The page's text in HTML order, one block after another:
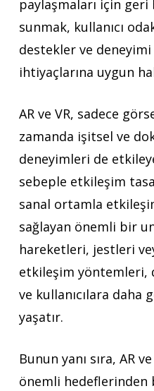
paylaşmaları için
sunmak, kullanıcı
destekler ve deneyimi
ihtiyaçlarına uygun
AR ve VR, sadece
zamanda işitsel ve
deneyimleri de
sebeple etkileşim
sanal ortamla
sağlayan önemli bir
hareketleri, jestleri
etkileşim yöntemleri,
ve kullanıcılara daha
yaşatır.
Bunun yanı sıra, AR
önemli hedeflerinden